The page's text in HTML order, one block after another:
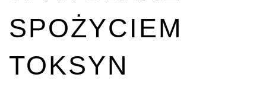
SPOŻYCIEM
TOKSYN